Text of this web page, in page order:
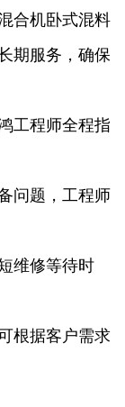
合机卧式混料
期服务，确保
工程师全程指
问题，工程师
维修等待时
根据客户需求